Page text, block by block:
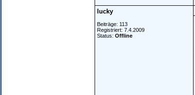
lucky
Beiträge: 113
Registriert: 7.4.2009
Status: Offline